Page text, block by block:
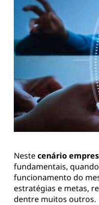
Nestecenário
fundamentais,
funcionamento do
estratégias e metas,
dentre muitos outros.